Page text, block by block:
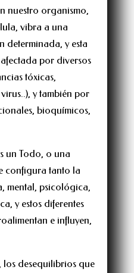
nuestro organismo,
vibra a una
determinada, y esta
por diversos
tóxicas,
y también por
bioquímicos,
un Todo, o una
configura tanto la
mental, psicológica,
y estos diferentes
e influyen,
desequilibrios que